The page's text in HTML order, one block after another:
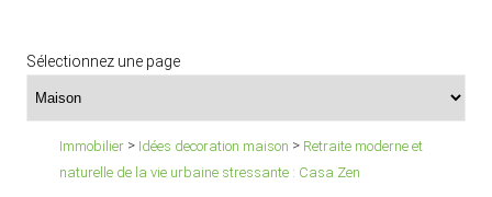
Sélectionnez une page
Immobilier > Idées decoration maison > Retraite moderne et
naturelle de la vie urbaine stressante : Casa Zen